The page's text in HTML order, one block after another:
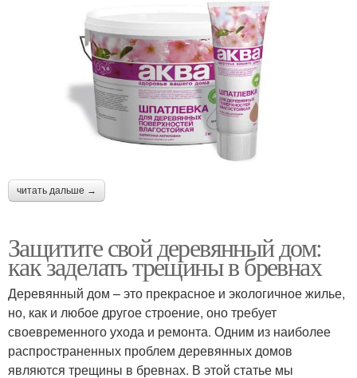
читать дальше →
Защитите свой деревянный дом:
как заделать трещины в бревнах
Деревянный дом – это прекрасное и экологичное жилье,
но, как и любое другое строение, оно требует
своевременного ухода и ремонта. Одним из наиболее
распространенных проблем деревянных домов
являются трещины в бревнах. В этой статье мы